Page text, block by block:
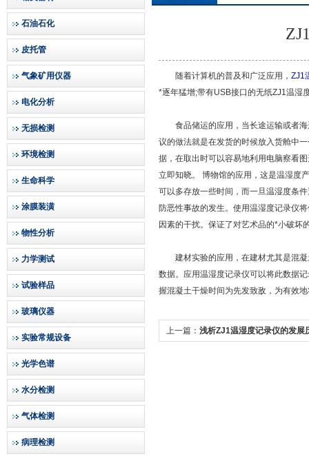
石油石化
皮托管
气象矿用仪器
电化分析
无损检测
环境检测
生命科学
涂膜装潢
物性分析
力学测试
试验样品
玻璃仪器
实验常规设备
光学色谱
水分检测
气体检测
病理检测
随着计算机的普及和广泛应用， ZJ1
*逐年猛增;带有USB接口的无纸ZJ1温湿
食品储运的应用，当长途运输或者海
议的做法就是在发货的时候放入货舱中
据，在取出时可以容易地利用电脑察看
立即知晓。 博物馆的应用，这是温湿度
可以多存放一些时间，而一旦温湿度条
防恶性事故的发生。使用温湿度记录仪
因素的干扰。保证了对艺术品的*小破坏
建材实验的应用，在建材尤其是混凝
数据。应用温湿度记录仪可以将此数据
握混凝土干燥时间为先发致敌，为有效
上一篇： 浅析ZJ1温湿度记录仪的发展